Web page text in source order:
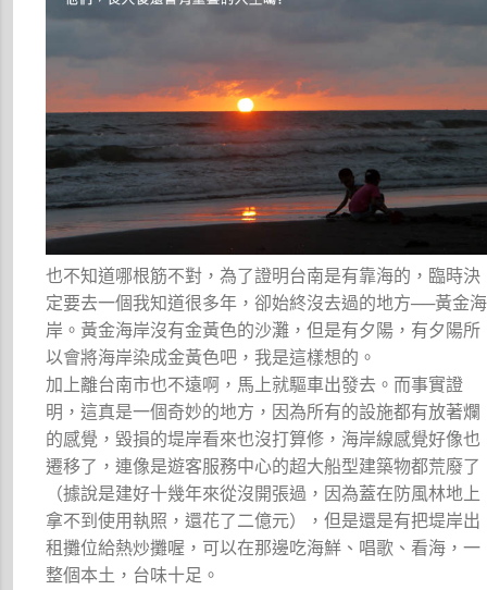
也不知道哪根筋不對，為了證明台南是有靠海的，臨時決
定要去一個我知道很多年，卻始終沒去過的地方──黃金海
岸。黃金海岸沒有金黃色的沙灘，但是有夕陽，有夕陽所
以會將海岸染成金黃色吧，我是這樣想的。
加上離台南市也不遠啊，馬上就驅車出發去。而事實證
明，這真是一個奇妙的地方，因為所有的設施都有放著爛
的感覺，毀損的堤岸看來也沒打算修，海岸線感覺好像也
遷移了，連像是遊客服務中心的超大船型建築物都荒廢了
（據說是建好十幾年來從沒開張過，因為蓋在防風林地上
拿不到使用執照，還花了二億元），但是還是有把堤岸出
租攤位給熱炒攤喔，可以在那邊吃海鮮、唱歌、看海，一
整個本土，台味十足。